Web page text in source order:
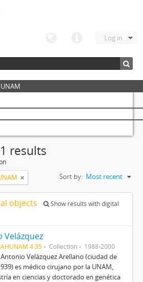
Log in
results
Sort by: Most recent
objects
Show results with digital
Velázquez
4.35 Collection 1988-2000
Velázquez Arellano (ciudad de
es médico cirujano por la UNAM,
en ciencias y doctorado en genética